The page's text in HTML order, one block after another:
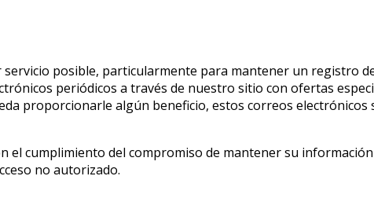
posible, particularmente para mantener un registro
periódicos a través de nuestro sitio con ofertas
proporcionarle algún beneficio, estos correos
el cumplimiento del compromiso de mantener su
no autorizado.